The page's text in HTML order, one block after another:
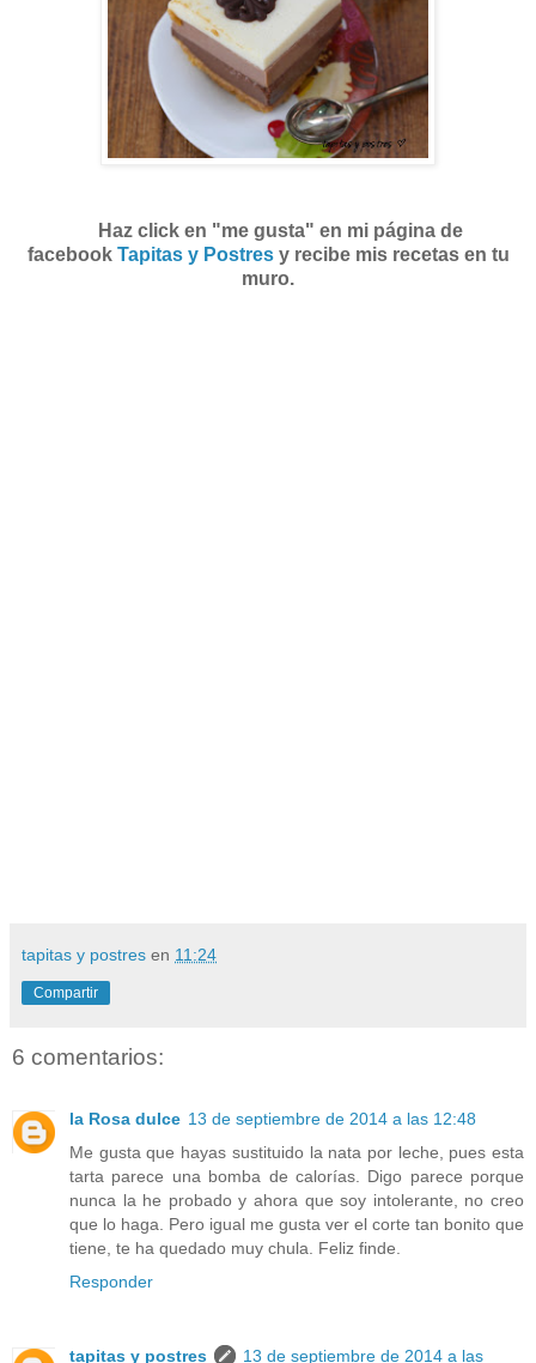
Haz click en "me gusta" en mi página de
facebook Tapitas y Postresy recibe mis recetas en tu
muro.
tapitas y postres en 11:24
Compartir
6 comentarios:
la Rosa dulce 13 de septiembre de 2014 a las 12:48
Me gusta que hayas sustituido la nata por leche, pues esta
tarta parece una bomba de calorías. Digo parece porque
nunca la he probado y ahora que soy intolerante, no creo
que lo haga. Pero igual me gusta ver el corte tan bonito que
tiene, te ha quedado muy chula. Feliz finde.
Responder
tapitas y postres
13 de septiembre de 2014 a las